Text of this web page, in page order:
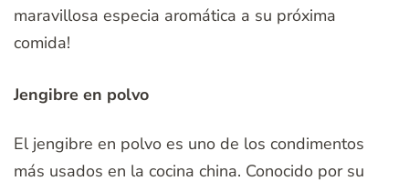
maravillosa especia aromática a su próxima
comida!
Jengibre en polvo
El jengibre en polvo es uno de los condimentos
más usados en la cocina china. Conocido por su